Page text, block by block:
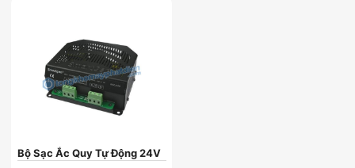
Bộ Sạc Ắc Quy Tự Động 24V